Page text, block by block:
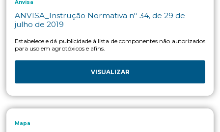
Regulamenta, no âmbito do Instituto Brasileiro do Meio
e dos Recursos Naturais Renováveis, o processo
decorrente da Taxa de Manutenção de Registro ou da
do Potencial de Periculosidade Ambiental (PPA), classes I, II,
de agrotóxicos e afins